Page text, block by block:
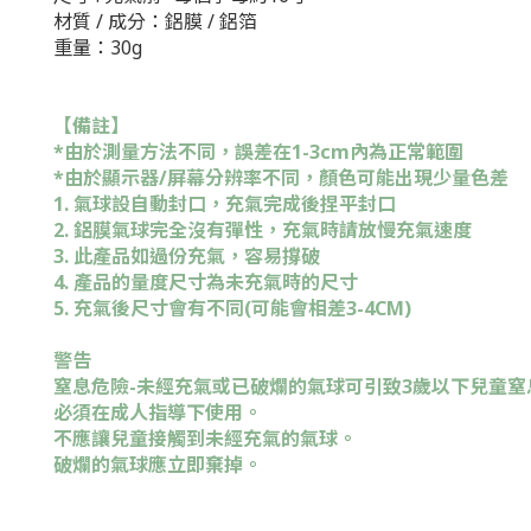
材質 / 成分：鋁膜 / 鋁箔
重量：30g
【備註】
*由於測量方法不同，誤差在1-3cm內為正常範圍
*由於顯示器/屏幕分辨率不同，顏色可能出現少量色差
1. 氣球設自動封口，充氣完成後捏平封口
2. 鋁膜氣球完全沒有彈性，充氣時請放慢充氣速度
3. 此產品如過份充氣，容易撐破
4. 產品的量度尺寸為未充氣時的尺寸
5. 充氣後尺寸會有不同(可能會相差3-4CM)
警告
窒息危險-未經充氣或已破爛的氣球可引致3歲以下兒童
必須在成人指導下使用。
不應讓兒童接觸到未經充氣的氣球。
破爛的氣球應立即棄掉。